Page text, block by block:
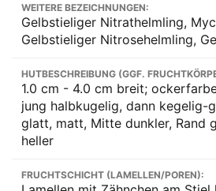
WEITERE BEZEICHNUNGEN:
Gelbstieliger Nitrathelmling,
Gelbstieliger Nitrosehelmling,
HUTBESCHREIBUNG (GGF.
1.0 cm - 4.0 cm breit;
jung halbkugelig, dann kegelig-
glatt, matt, Mitte dunkler, Rand
heller
FRUCHTSCHICHT (LAMELLEN/POREN):